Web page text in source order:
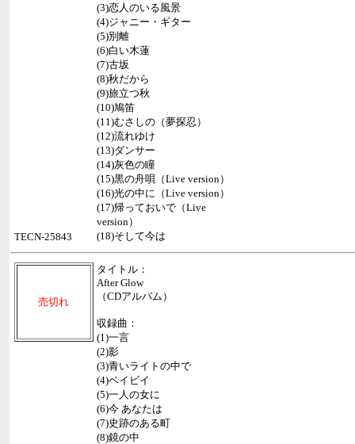
(3)恋人のいる風景
(4)ジャニー・ギター
(5)別離
(6)白い木蓮
(7)古坂
(8)秋だから
(9)旅立つ秋
(10)鳩笛
(11)むさしの（夢探忍）
(12)流れゆけ
(13)ダンサー
(14)灰色の瞳
(15)黒の舟唄（Live version）
(16)光の中に（Live version）
(17)帰っておいで（Live
version）
(18)そして今は
TECN-25843
売切れ
タイトル：
After Glow
（CDアルバム）
収録曲：
(1)一言
(2)影
(3)青いライトの中で
(4)ベイビイ
(5)一人の女に
(6)今 あなたは
(7)史跡のある町
(8)鏡の中